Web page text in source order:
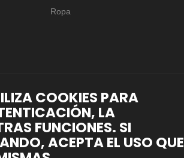
Ropa
COOKIES PARA
LA
FUNCIONES. SI
ACEPTA EL USO QUE